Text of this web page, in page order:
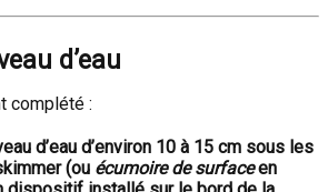
d’eau
complété :
d’eau d’environ 10 à 15 cm sous les
(ou écumoire de surfaceen